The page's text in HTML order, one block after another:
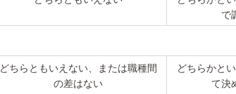
で
どちらともいえない、または職種間
の差はない
どちらかと
て決